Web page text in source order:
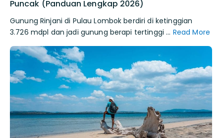
Puncak (Panduan Lengkap 2026)
Gunung Rinjani di Pulau Lombok berdiri di ketinggian
3.726 mdpl dan jadi gunung berapi tertinggi ... Read More